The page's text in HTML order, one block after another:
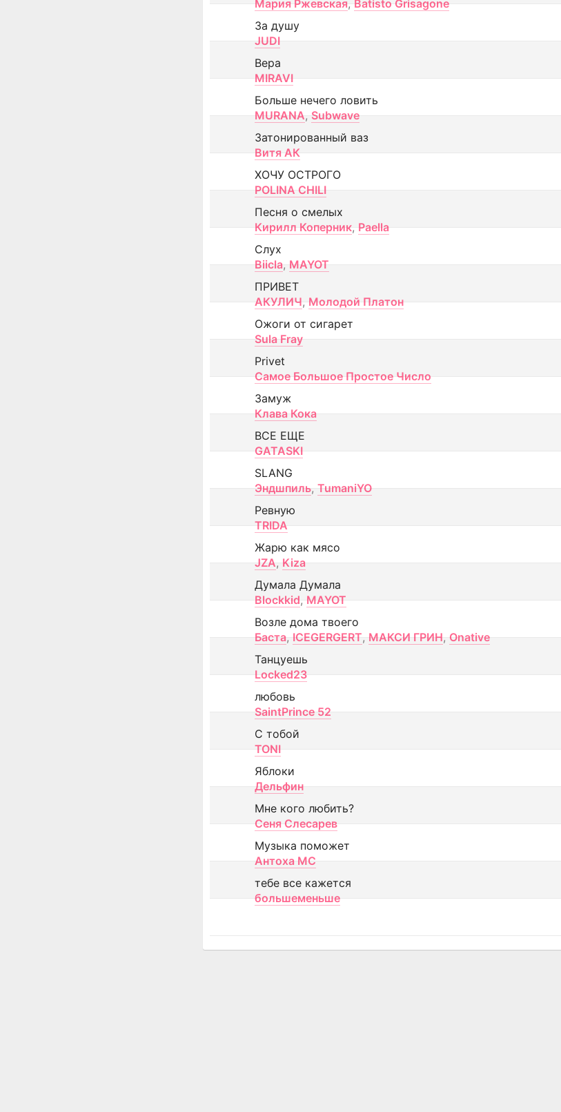
Мария Ржевская, Batisto Grisagone
За душу
JUDI
Вера
MIRAVI
Больше нечего ловить
MURANA, Subwave
Затонированный ваз
Витя АК
ХОЧУ ОСТРОГО
POLINA CHILI
Песня о смелых
Кирилл Коперник, Paella
Слух
Biicla, MAYOT
ПРИВЕТ
АКУЛИЧ, Молодой Платон
Ожоги от сигарет
Sula Fray
Privet
Самое Большое Простое Число
Замуж
Клава Кока
ВСЕ ЕЩЕ
GATASKI
SLANG
Эндшпиль, TumaniYO
Ревную
TRIDA
Жарю как мясо
JZA, Kiza
Думала Думала
Blockkid, MAYOT
Возле дома твоего
Баста, ICEGERGERT, МАКСИ ГРИН, Onative
Танцуешь
Locked23
любовь
SaintPrince 52
С тобой
TONI
Яблоки
Дельфин
Мне кого любить?
Сеня Слесарев
Музыка поможет
Антоха МС
тебе все кажется
большеменьше